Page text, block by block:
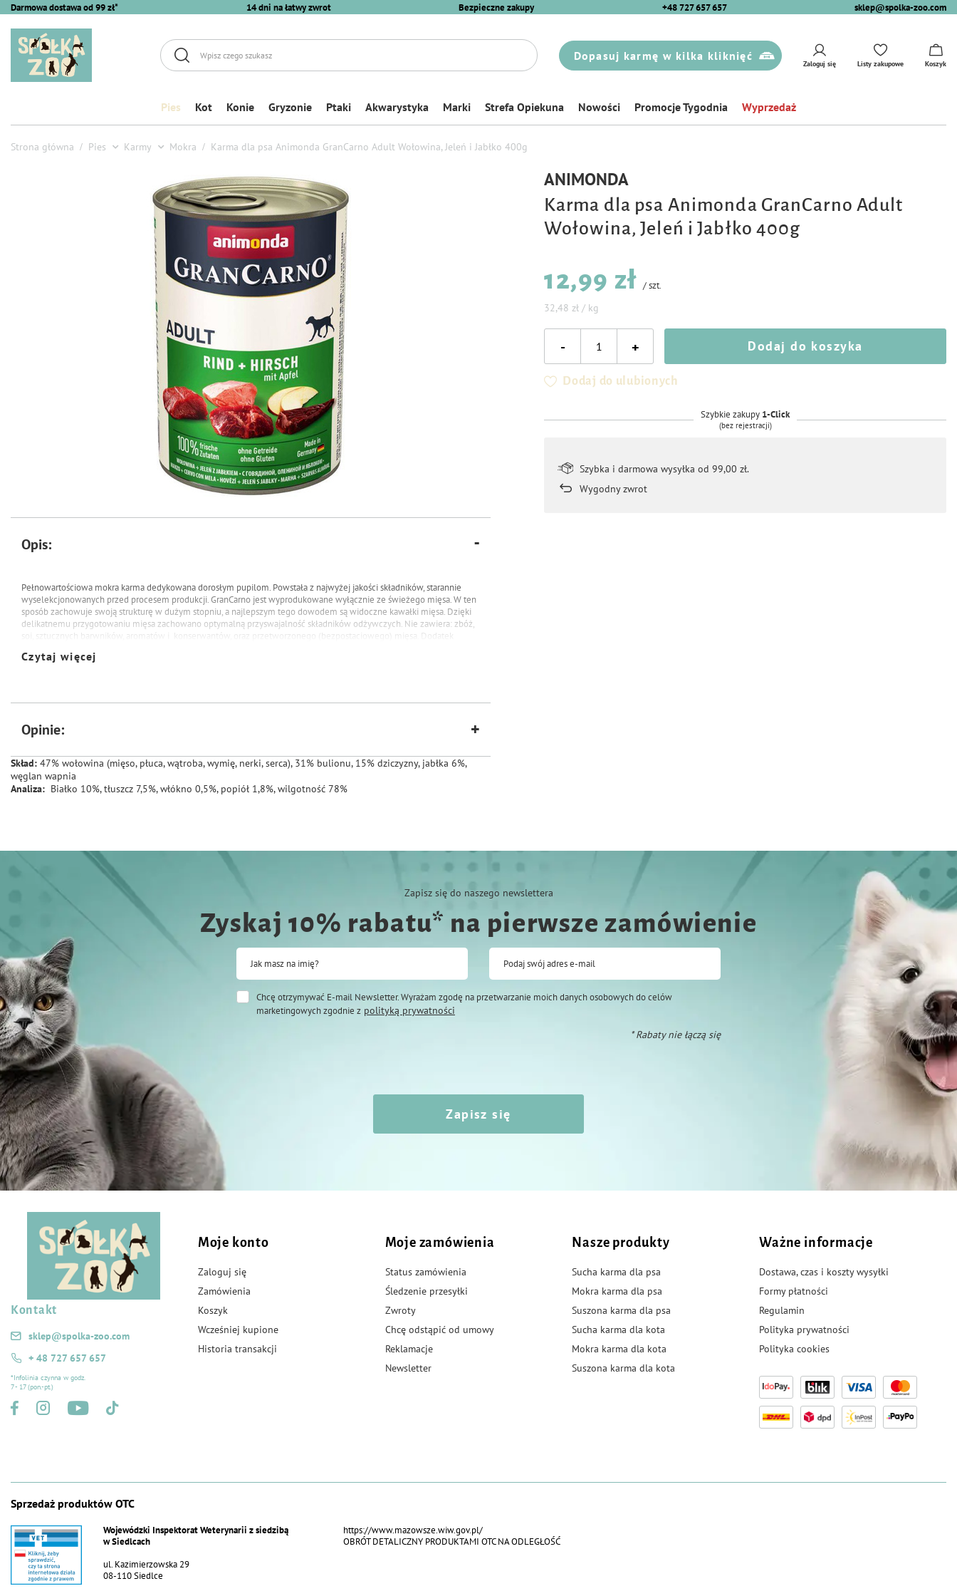
Darmowa dostawa od 99 zł* 14 dni na łatwy zwrot Bezpieczne zakupy +48 727 657 657 sklep@spolka-zoo.com
Dopasuj karmę w kilka kliknięć
Zaloguj się Listy zakupowe Koszyk
Pies Kot Konie Gryzonie Ptaki Akwarystyka Marki Strefa Opiekuna Nowości Promocje Tygodnia Wyprzedaż
Strona główna Pies Karmy Mokra Karma dla psa Animonda GranCarno Adult Wołowina, Jeleń i Jabłko 400g
ANIMONDA
Karma dla psa Animonda GranCarno Adult
Wołowina, Jeleń i Jabłko 400g
12,99 zł /szt.
32,48 zł / kg
- + Dodaj do koszyka
Dodaj do ulubionych
Szybkie zakupy 1-Click
(bez rejestracji)
Szybka i darmowa wysyłka od 99,00 zł.
Wygodny zwrot
Opis:
Pełnowartościowa mokra karma dedykowana dorosłym pupilom. Powstała z najwyżej jakości składników, starannie
wyselekcjonowanych przed procesem produkcji. GranCarno jest wyprodukowane wyłącznie ze świeżego mięsa. W ten
sposób zachowuje swoją strukturę w dużym stopniu, a najlepszym tego dowodem są widoczne kawałki mięsa. Dzięki
delikatnemu przygotowaniu mięsa zachowano optymalną przyswajalność składników odżywczych. Nie zawiera: zbóż,
soi, sztucznych barwników, aromatów i konserwantów, oraz przetworzonego (bezpostaciowego) mięsa.
Dodatek
mięs dostarczy idealną dawkę białka, tłuszczu oraz witamin i minerałów.
Czytaj więcej
Opinie:
Skład: 47% wołowina (mięso, płuca, wątroba, wymię, nerki, serca), 31% bulionu, 15% dziczyzny, jabłka 6%,
węglan wapnia
Analiza: Białko 10%, tłuszcz 7,5%, włókno 0,5%, popiół 1,8%, wilgotność 78%
Zapisz się do naszego newslettera
Zyskaj 10% rabatu* na pierwsze zamówienie
Jak masz na imię? Podaj swój adres e-mail
Chcę otrzymywać E-mail Newsletter. Wyrażam zgodę na przetwarzanie moich danych osobowych do celów
marketingowych zgodnie z polityką prywatności
* Rabaty nie łączą się
Zapisz się
Kontakt
sklep@spolka-zoo.com
+ 48 727 657 657
*Infolinia czynna w godz.
7 - 17 (pon.-pt.)
Moje konto
Zaloguj się
Zamówienia
Koszyk
Wcześniej kupione
Historia transakcji
Moje zamówienia
Status zamówienia
Śledzenie przesyłki
Zwroty
Chcę odstąpić od umowy
Reklamacje
Newsletter
Nasze produkty
Sucha karma dla psa
Mokra karma dla psa
Suszona karma dla psa
Sucha karma dla kota
Mokra karma dla kota
Suszona karma dla kota
Ważne informacje
Dostawa, czas i koszty wysyłki
Formy płatności
Regulamin
Polityka prywatności
Polityka cookies
Sprzedaż produktów OTC
Wojewódzki Inspektorat Weterynarii z siedzibą
w Siedlcach
ul. Kazimierzowska 29
08-110 Siedlce
https://www.mazowsze.wiw.gov.pl/
OBRÓT DETALICZNY PRODUKTAMI OTC NA ODLEGŁOŚĆ